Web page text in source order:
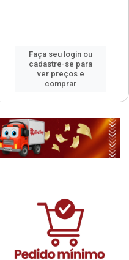
Faça seu login ou
cadastre-se para
ver preços e
comprar